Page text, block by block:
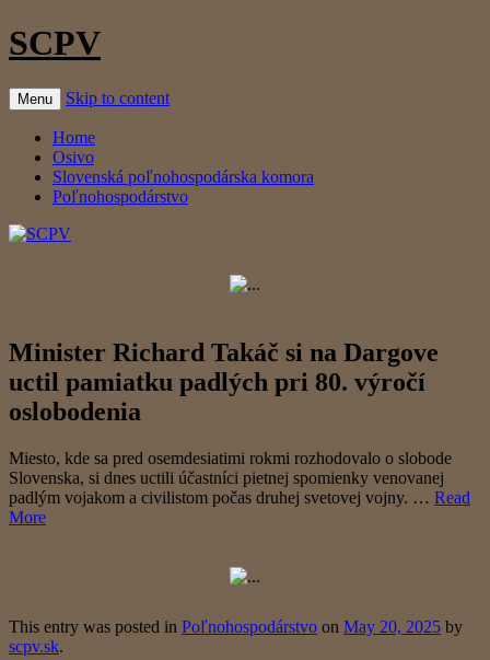
SCPV
Menu Skip to content
Home
Osivo
Slovenská poľnohospodárska komora
Poľnohospodárstvo
Minister Richard Takáč si na Dargove
uctil pamiatku padlých pri 80. výročí
oslobodenia
Miesto, kde sa pred osemdesiatimi rokmi rozhodovalo o slobode
Slovenska, si dnes uctili účastníci pietnej spomienky venovanej
padlým vojakom a civilistom počas druhej svetovej vojny. … Read
More
This entry was posted in Poľnohospodárstvo on May 20, 2025 by
scpv.sk.